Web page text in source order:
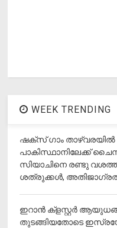
WEEK TRENDING
ഷക്സ് ​ഗാം താഴ്‌വരയിൽ
പാകിസ്ഥാനിലേക്ക്
സിയാചിനെ രണ്ടു
ശത്രുക്കൾ,
ഇറാന്‍ ക്‌ളസ്റ്റര്‍
തുടങ്ങിയതോടെ